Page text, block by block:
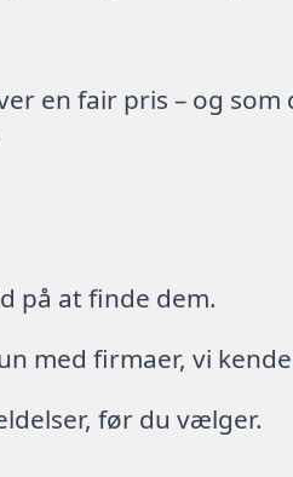
en fair pris – og som
på at finde dem.
med firmaer, vi
før du vælger.